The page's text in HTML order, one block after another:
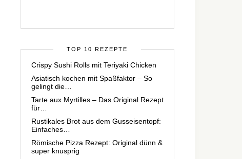
TOP 10 REZEPTE
Crispy Sushi Rolls mit Teriyaki Chicken
Asiatisch kochen mit Spaßfaktor – So
gelingt die…
Tarte aux Myrtilles – Das Original Rezept
für…
Rustikales Brot aus dem Gusseisentopf:
Einfaches…
Römische Pizza Rezept: Original dünn &
super knusprig